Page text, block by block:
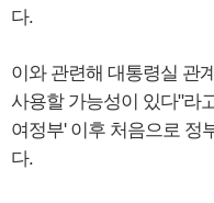
다.
이와 관련해 대통령실 관
사용할 가능성이 있다"라
여정부' 이후 처음으로 정
다.